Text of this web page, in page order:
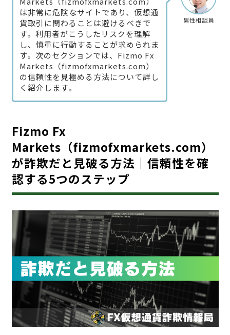
男性相談員
は非常に危険なサイトであり、仮想通
貨取引に関わることは避けるべきで
す。利用者がこうしたリスクを理解
し、慎重に行動することが求められま
す。次のセクションでは、Fizmo Fx
Markets（fizmofxmarkets.com）
の信頼性を見極める方法について詳し
く紹介します。
Fizmo Fx
Markets（fizmofxmarkets.com）
が詐欺だと見破る方法｜信頼性を確
認する5つのステップ